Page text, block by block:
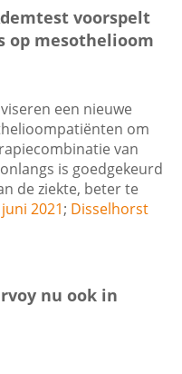
voorspelt
op mesothelioom
een nieuwe
om
van
is goedgekeurd
de ziekte, beter te
2021; Disselhorst
nu ook in